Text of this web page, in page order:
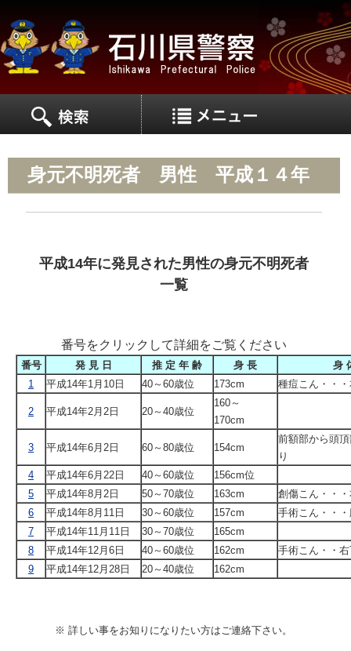
身元不明死者 男性 平成１４年
平成14年に発見された男性の身元不明死者
一覧
番号をクリックして詳細をご覧ください
番号 発 見 日 推 定 年 齢 身 長
身
1
平成14年1月10日 40～60歳位 173cm 種痘こん・・
2 平成14年2月2日 20～40歳位
160～
170cm
3 平成14年6月2日 60～80歳位 154cm
前額部から頭
り
4
平成14年6月22日 40～60歳位
156cm位
5
平成14年8月2日 50～70歳位 163cm
創傷こん・・
6
平成14年8月11日 30～60歳位 157cm
手術こん・・
7
平成14年11月11日 30～70歳位
165cm
8
平成14年12月6日 40～60歳位 162cm
手術こん・・
9
平成14年12月28日 20～40歳位 162cm
※ 詳しい事をお知りになりたい方はご連絡下さい。